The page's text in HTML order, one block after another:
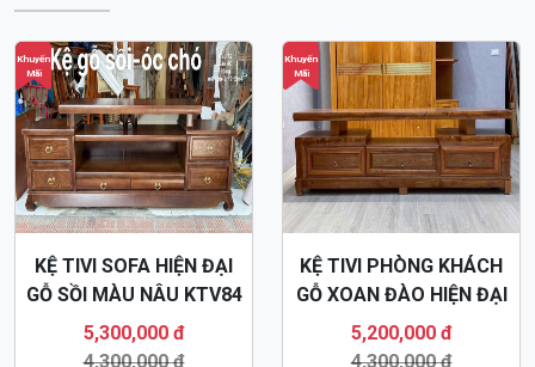
Khuyến
KỆ TIVI SOFA HIỆN ĐẠI
5,300,000 đ
KỆ TIVI PHÒNG KHÁCH
KTV34
5,200,000 đ